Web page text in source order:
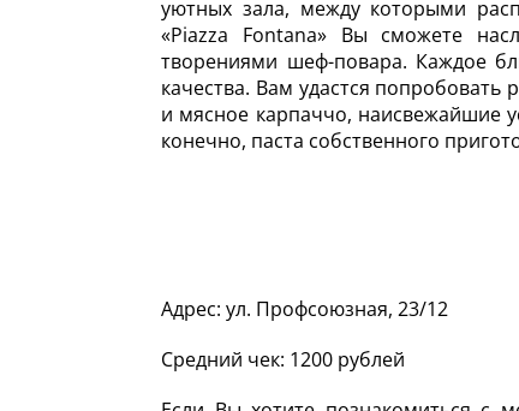
уютных зала, между которыми
«Piazza Fontana» Вы сможете
творениями шеф-повара. Каждое
качества. Вам удастся
и мясное карпаччо, наисвежайшие
конечно, паста собственного
Адрес: ул. Профсоюзная, 23/12
Средний чек: 1200 рублей